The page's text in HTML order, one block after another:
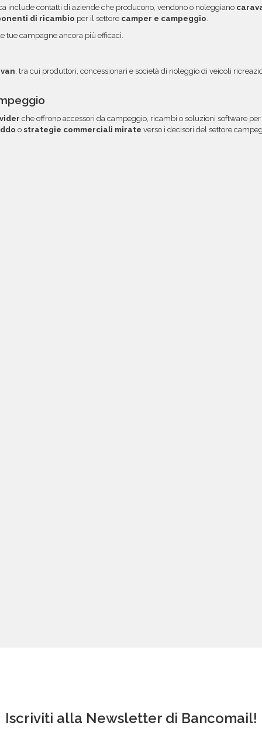
tua area riservata, con
opzione.
include contatti di aziende che producono, vendono o noleggiano
di ricambio per il settore camper e campeggio
tue campagne ancora più efficaci.
, tra cui produttori, concessionari e società di noleggio di veicoli
che offrono accessori da campeggio, ricambi o soluzioni software per
o strategie commerciali mirate verso i decisori del settore
Iscriviti alla Newsletter di Bancomail!